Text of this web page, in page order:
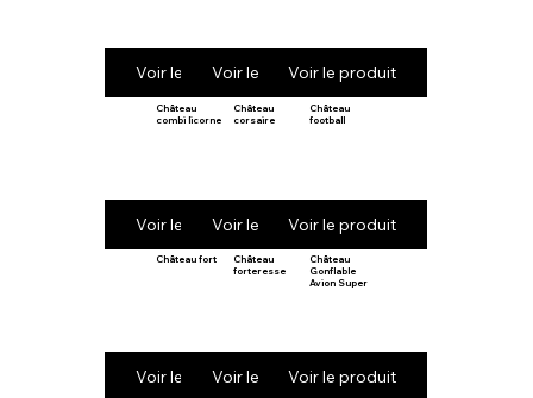
Voir le produitVoir le produitVoir le produit
Château
combi licorne
Voir le produit
Château
corsaire
Voir le produit
Château
football
Voir le produit
Château fort
Voir le produit
Château
forteresse
Voir le produit
Château
Gonflable
Avion Super
Voir le produit